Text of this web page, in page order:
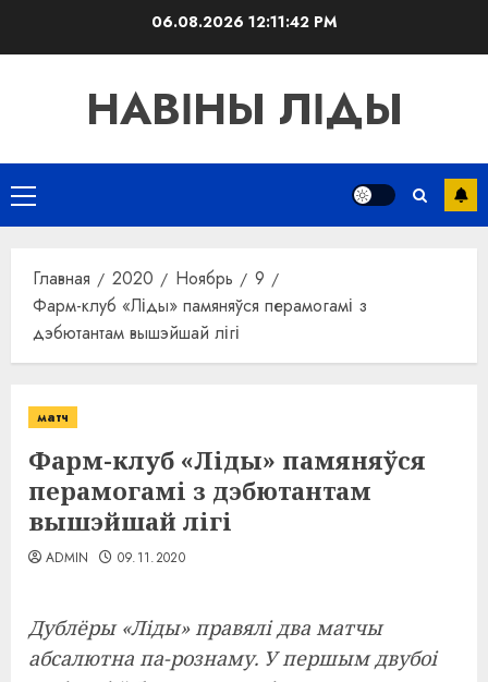
06.08.2026 12:11:42 PM
НАВІНЫ ЛІДЫ
Основное
меню
Главная 2020 Ноябрь
9
Фарм-клуб «Ліды» памяняўся перамогамі з
дэбютантам вышэйшай лігі
матч
Фарм-клуб «Ліды» памяняўся
перамогамі з дэбютантам
вышэйшай лігі
ADMIN 09.11.2020
Дублёры «Ліды» правялі два матчы
абсалютна па-рознаму. У першым двубоі